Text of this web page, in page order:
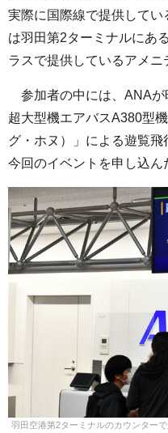
実際に国際線で提供して
は羽田第2ターミナルにあ
ラスで提供しているアメニ
参加者の中には、ANAが
超大型機エアバスA380型
グ・ホヌ）」による遊覧飛
今回のイベントを申し込ん
羽田空港第2ターミナルのカウンター